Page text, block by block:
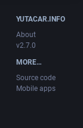
YUTACAR.INFO
About
v2.7.0
MORE…
Source code
Mobile apps